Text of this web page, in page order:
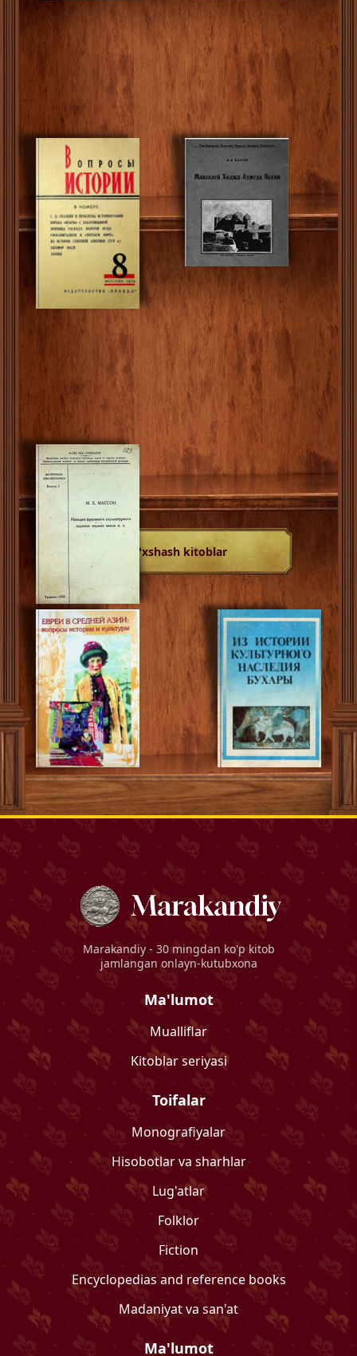
O'xshash kitoblar
Marakandiy - 30 mingdan ko'p kitob
jamlangan onlayn-kutubxona
Ma'lumot
Mualliflar
Kitoblar seriyasi
Toifalar
Monografiyalar
Hisobotlar va sharhlar
Lug'atlar
Folklor
Fiction
Encyclopedias and reference books
Madaniyat va san'at
Ma'lumot